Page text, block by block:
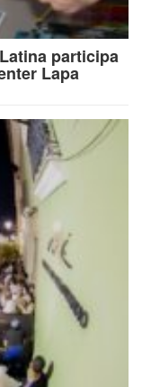
participa
Lapa